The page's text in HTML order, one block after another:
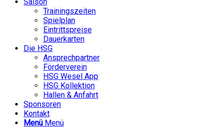
Trainingszeiten
Spielplan
Eintrittspreise
Dauerkarten
Die HSG
Ansprechpartner
Förderverein
HSG Wesel App
HSG Kollektion
Hallen & Anfahrt
Sponsoren
Kontakt
Menü Menü